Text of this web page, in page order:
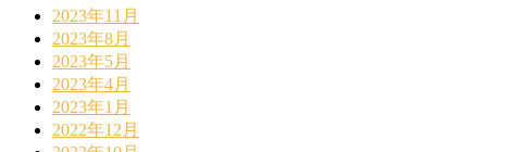
2023年11月
2023年8月
2023年5月
2023年4月
2023年1月
2022年12月